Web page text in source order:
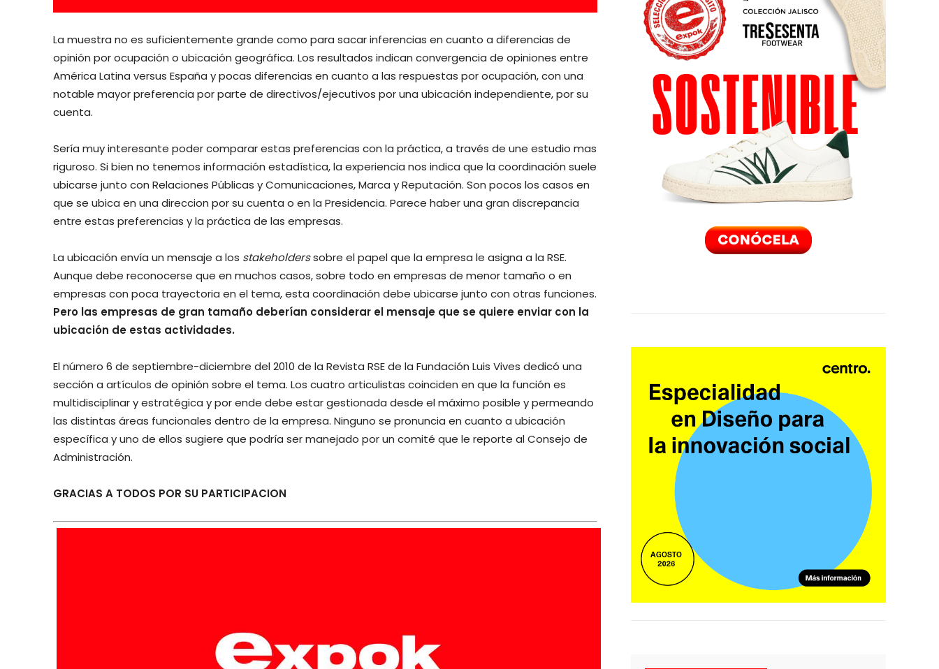
La muestra no es suficientemente grande como para sacar inferencias en cuanto a diferencias de
opinión por ocupación o ubicación geográfica. Los resultados indican convergencia de opiniones entre
América Latina versus España y pocas diferencias en cuanto a las respuestas por ocupación, con una
notable mayor preferencia por parte de directivos/ejecutivos por una ubicación independiente, por su
cuenta.
Sería muy interesante poder comparar estas preferencias con la práctica, a través de une estudio mas
riguroso. Si bien no tenemos información estadística, la experiencia nos indica que la coordinación suele
ubicarse junto con Relaciones Públicas y Comunicaciones, Marca y Reputación. Son pocos los casos en
que se ubica en una direccion por su cuenta o en la Presidencia. Parece haber una gran discrepancia
entre estas preferencias y la práctica de las empresas.
La ubicación envía un mensaje a los stakeholderssobre el papel que la empresa le asigna a la RSE.
Aunque debe reconocerse que en muchos casos, sobre todo en empresas de menor tamaño o en
empresas con poca trayectoria en el tema, esta coordinación debe ubicarse junto con otras funciones.
Pero las empresas de gran tamaño deberían considerar el mensaje que se quiere enviar con la
ubicación de estas actividades.
El número 6 de septiembre-diciembre del 2010 de la Revista RSE de la Fundación Luis Vives dedicó una
sección a artículos de opinión sobre el tema. Los cuatro articulistas coinciden en que la función es
multidisciplinar y estratégica y por ende debe estar gestionada desde el máximo posible y permeando
las distintas áreas funcionales dentro de la empresa. Ninguno se pronuncia en cuanto a ubicación
específica y uno de ellos sugiere que podría ser manejado por un comité que le reporte al Consejo de
Administración.
GRACIAS A TODOS POR SU PARTICIPACION